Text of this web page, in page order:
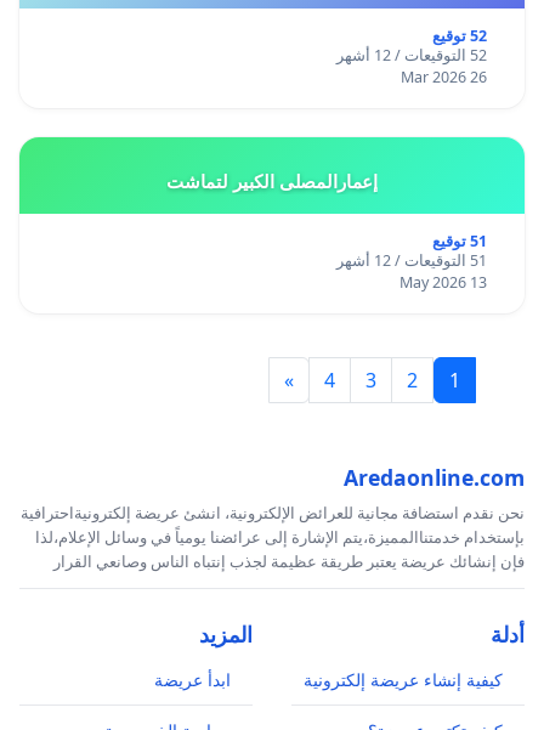
52 توقيع
52 التوقيعات / 12 أشهر
26 Mar 2026
إعمارالمصلى الكبير لتماشت
51 توقيع
51 التوقيعات / 12 أشهر
13 May 2026
1
2
3
4
»
Aredaonline.com
نحن نقدم استضافة مجانية للعرائض الإلكترونية، انشئ عريضة إلكترونيةاحترافية
بإستخدام خدمتناالمميزة،يتم الإشارة إلى عرائضنا يومياً في وسائل الإعلام،لذا
فإن إنشائك عريضة يعتبر طريقة عظيمة لجذب إنتباه الناس وصانعي القرار
أدلة
كيفية إنشاء عريضة إلكترونية
المزيد
ابدأ عريضة